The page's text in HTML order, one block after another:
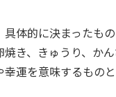
具体的に決まったも
き、きゅうり、か
運を意味するものと